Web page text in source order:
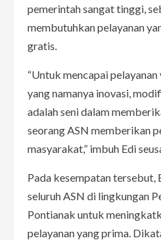
pemerintah sangat tinggi,
membutuhkan pelayanan
gratis.
“Untuk mencapai
yang namanya inovasi,
adalah seni dalam
seorang ASN memberikan
masyarakat,” imbuh Edi
Pada kesempatan tersebut,
seluruh ASN di lingkungan
Pontianak untuk
pelayanan yang prima.